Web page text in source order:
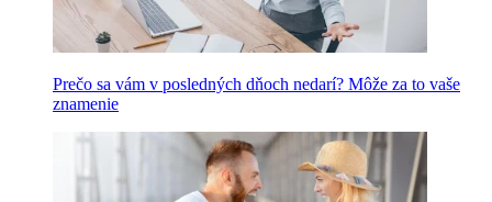
Prečo sa vám v posledných dňoch nedarí? Môže za to vaše
znamenie